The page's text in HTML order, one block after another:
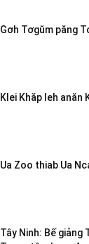
Gơh Tơgŭm păng
Klei Khăp leh
Ua Zoo thiab Ua
Tây Ninh: Bế giảng